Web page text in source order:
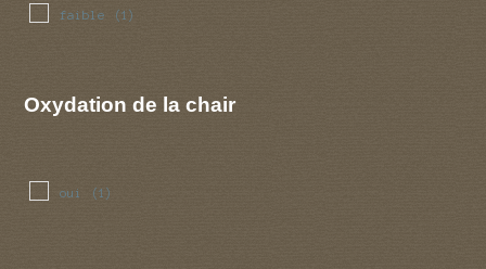
faible (1)
Oxydation de la chair
oui (1)